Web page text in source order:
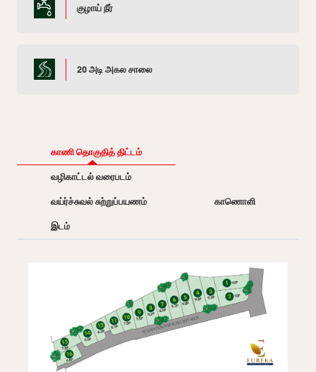
குழாய் நீர்
20 அடி அகல சாலை
காணி தொகுதித் திட்டம்
வழிகாட்டல் வரைபடம்
வய்ர்ச்சுவல் சுற்றுப்பயணம்
காணொளி
இடம்